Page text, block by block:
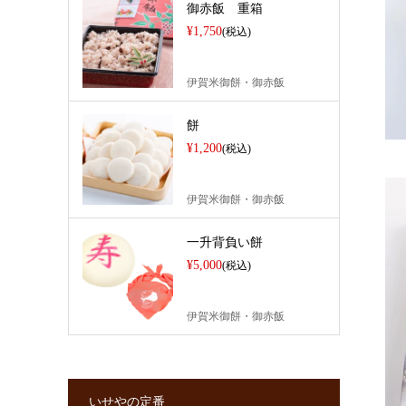
御赤飯 重箱
¥1,750(税込)
伊賀米御餅・御赤飯
餅
¥1,200(税込)
伊賀米御餅・御赤飯
一升背負い餅
¥5,000(税込)
伊賀米御餅・御赤飯
いせやの定番